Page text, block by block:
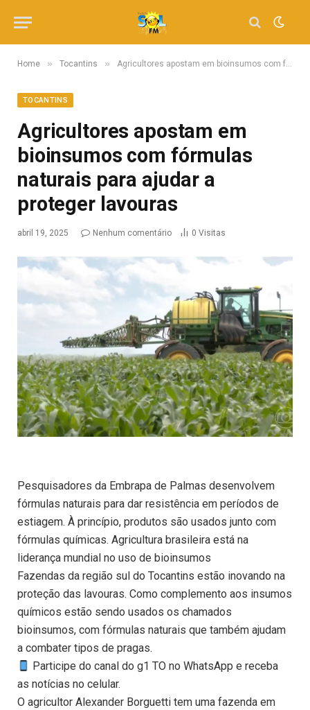
Home » Tocantins » Agricultores apostam em bioinsumos com fórmulas naturais para ajudar a proteger lavouras
TOCANTINS
Agricultores apostam em
bioinsumos com fórmulas
naturais para ajudar a
proteger lavouras
abril 19, 2025 Nenhum comentário 0 Visitas
Pesquisadores da Embrapa de Palmas desenvolvem
fórmulas naturais para dar resistência em períodos de
estiagem. À princípio, produtos são usados junto com
fórmulas químicas. Agricultura brasileira está na
liderança mundial no uso de bioinsumos
Fazendas da região sul do Tocantins estão inovando na
proteção das lavouras. Como complemento aos insumos
químicos estão sendo usados os chamados
bioinsumos, com fórmulas naturais que também ajudam
a combater tipos de pragas.
Participe do canal do g1 TO no WhatsApp e receba
as notícias no celular.
O agricultor Alexander Borguetti tem uma fazenda em